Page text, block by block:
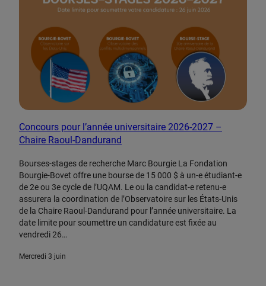
Concours pour l’année universitaire 2026-2027 –
Chaire Raoul-Dandurand
Bourses-stages de recherche Marc Bourgie La Fondation
Bourgie-Bovet offre une bourse de 15 000 $ à un-e étudiant-e
de 2e ou 3e cycle de l’UQAM. Le ou la candidat-e retenu-e
assurera la coordination de l’Observatoire sur les États-Unis
de la Chaire Raoul-Dandurand pour l’année universitaire. La
date limite pour soumettre un candidature est fixée au
vendredi 26…
mercredi 3 juin